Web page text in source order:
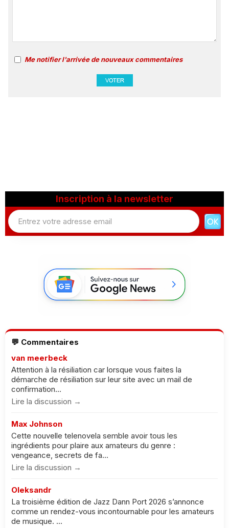
Me notifier l'arrivée de nouveaux commentaires
Inscription à la newsletter
💬 Commentaires
van meerbeck
Attention à la résiliation car lorsque vous faites la
démarche de résiliation sur leur site avec un mail de
confirmation...
Lire la discussion →
Max Johnson
Cette nouvelle telenovela semble avoir tous les
ingrédients pour plaire aux amateurs du genre :
vengeance, secrets de fa...
Lire la discussion →
Oleksandr
La troisième édition de Jazz Dann Port 2026 s’annonce
comme un rendez-vous incontournable pour les amateurs
de musique. ...